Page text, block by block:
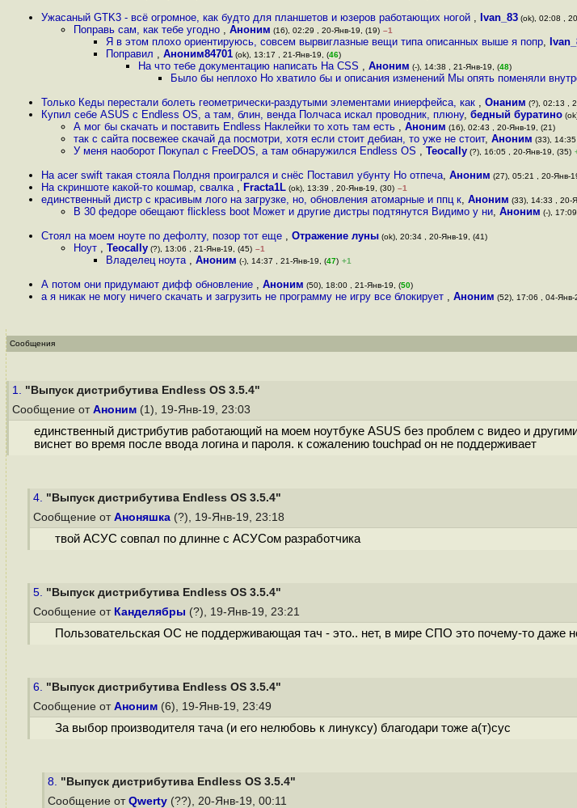
Ужасаный GTK3 - всё огромное, как будто для планшетов и юзеров работающих ногой , Ivan_83 (ok), 02:08 ,
Поправь сам, как тебе угодно , Аноним (16), 02:29 , 20-Янв-19, (19) –1
Я в этом плохо ориентируюсь, совсем вырвиглазные вещи типа описанных выше я попр,
Поправил , Аноним84701 (ok), 13:17 , 21-Янв-19, (46)
На что тебе документацию написать На CSS , Аноним (-), 14:38 , 21-Янв-19, (48)
Было бы неплохо Но хватило бы и описания изменений Мы опять поменяли
Только Кеды перестали болеть геометрически-раздутыми элементами иниерфейса, как , Онаним (?), 02:13 ,
Купил себе ASUS с Endless OS, а там, блин, венда Полчаса искал проводник, плюну, бедный буратино
А мог бы скачать и поставить Endless Наклейки то хоть там есть , Аноним (16), 02:43 , 20-Янв-19, (21)
так с сайта посвежее скачай да посмотри, хотя если стоит дебиан, то уже не стоит, Аноним (33),
У меня наоборот Покупал с FreeDOS, а там обнаружился Endless OS , Teocally (?), 16:05 , 20-Янв-19, (35)
На acer swift такая стояла Полдня проигрался и снёс Поставил убунту Но отпеча, Аноним (27), 05:21 , 20-Янв-
На скриншоте какой-то кошмар, свалка , Fracta1L (ok), 13:39 , 20-Янв-19, (30) –1
единственный дистр с красивым лого на загрузке, но, обновления атомарные и ппц к, Аноним (33), 14:33 , 20-
В 30 федоре обещают flickless boot Может и другие дистры подтянутся Видимо у ни, Аноним (-),
Стоял на моем ноуте по дефолту, позор тот еще , Отражение луны (ok), 20:34 , 20-Янв-19, (41)
Ноут , Teocally (?), 13:06 , 21-Янв-19, (45) –1
Владелец ноута , Аноним (-), 14:37 , 21-Янв-19, (47) +1
А потом они придумают дифф обновление , Аноним (50), 18:00 , 21-Янв-19, (50)
a я никак не могу ничего скачать и загрузить не программу не игру все блокирует , Аноним (52), 17:06 , 04-Янв-
Сообщения
1. "Выпуск дистрибутива Endless OS 3.5.4"
Сообщение от Аноним (1), 19-Янв-19, 23:03
единственный дистрибутив работающий на моем ноутбуке ASUS без проблем с видео и
виснет во время после ввода логина и пароля. к сожалению touchpad он не поддерживает
4. "Выпуск дистрибутива Endless OS 3.5.4"
Сообщение от Аноняшка (?), 19-Янв-19, 23:18
твой АСУС совпал по длинне с АСУСом разработчика
5. "Выпуск дистрибутива Endless OS 3.5.4"
Сообщение от Канделябры (?), 19-Янв-19, 23:21
Пользовательская ОС не поддерживающая тач - это.. нет, в мире СПО это почему-то даже
6. "Выпуск дистрибутива Endless OS 3.5.4"
Сообщение от Аноним (6), 19-Янв-19, 23:49
За выбор производителя тача (и его нелюбовь к линуксу) благодари тоже а(т)сус
8. "Выпуск дистрибутива Endless OS 3.5.4"
Сообщение от Qwerty (??), 20-Янв-19, 00:11